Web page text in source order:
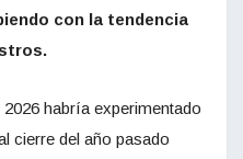
con la tendencia
habría experimentado
cierre del año pasado